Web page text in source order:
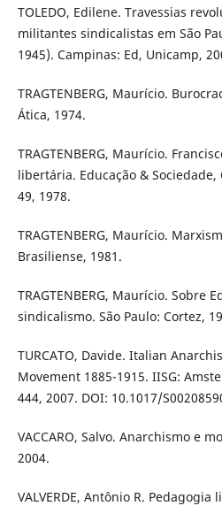
TOLEDO, Edilene. Travessias
militantes sindicalistas em São
1945). Campinas: Ed, Unicamp,
TRAGTENBERG, Maurício.
Ática, 1974.
TRAGTENBERG, Maurício.
libertária. Educação & Sociedade,
49, 1978.
TRAGTENBERG, Maurício.
Brasiliense, 1981.
TRAGTENBERG, Maurício. Sobre
sindicalismo. São Paulo: Cortez,
TURCATO, Davide. Italian
Movement 1885-1915. IISG:
444, 2007. DOI: 10.1017/
VACCARO, Salvo. Anarchismo e
2004.
VALVERDE, Antônio R.